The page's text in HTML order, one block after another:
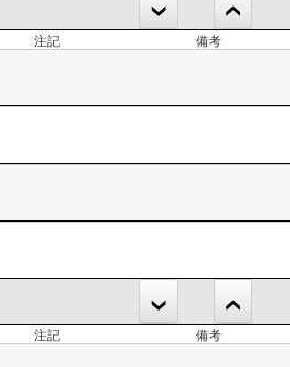
注記 備考
注記 備考